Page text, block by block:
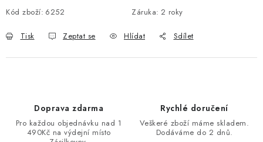
Kód zboží: 6252 Záruka: 2 roky
Tisk Zeptat se Hlídat Sdílet
Doprava zdarma
Pro každou objednávku nad 1
490Kč na výdejní místo
Rychlé doručení
Veškeré zboží máme skladem.
Dodáváme do 2 dnů.